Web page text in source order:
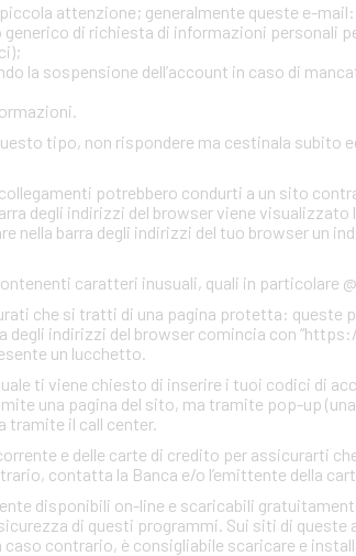
attenzione; generalmente queste e-mail:
di richiesta di informazioni personali
la sospensione dell’account in caso di
tipo, non rispondere ma cestinala subito
potrebbero condurti a un sito
degli indirizzi del browser viene visualizzato
nella barra degli indirizzi del tuo browser un
caratteri inusuali, quali in particolare
che si tratti di una pagina protetta: queste
degli indirizzi del browser comincia con
un lucchetto.
ti viene chiesto di inserire i tuoi codici di
una pagina del sito, ma tramite pop-up
tramite il call center.
e delle carte di credito per assicurarti
contatta la Banca e/o l’emittente della
disponibili on-line e scaricabili
di questi programmi. Sui siti di queste
contrario, è consigliabile scaricare e